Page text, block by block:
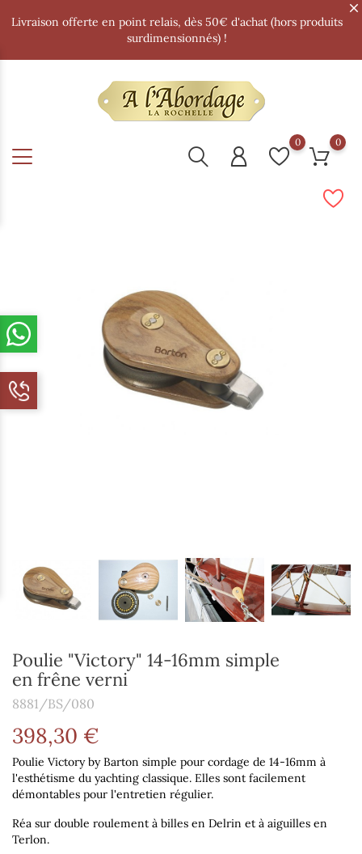
Livraison offerte en point relais, dès 50€ d'achat (hors produits
surdimensionnés) !
0 0
Poulie "Victory" 14-16mm simple
en frêne verni
8881/BS/080
398,30 €
Poulie Victory by Barton simple pour cordage de 14-16mm à
l'esthétisme du yachting classique. Elles sont facilement
démontables pour l'entretien régulier.
Réa sur double roulement à billes en Delrin et à aiguilles en
Terlon.